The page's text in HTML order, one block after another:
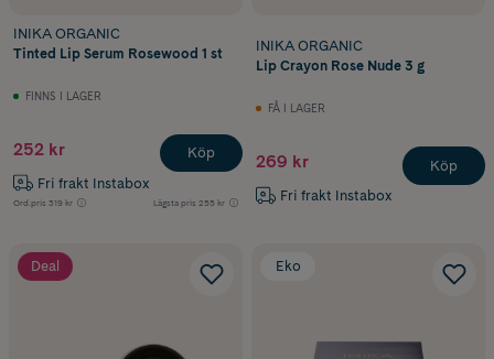
INIKA ORGANIC
Tinted Lip Serum Rosewood 1 st
FINNS I LAGER
252 kr
Fri frakt Instabox
Ord.pris 319 kr Lägsta pris 255 kr
Köp
INIKA ORGANIC
Lip Crayon Rose Nude 3 g
FÅ I LAGER
269 kr
Fri frakt Instabox
Köp
Deal Eko